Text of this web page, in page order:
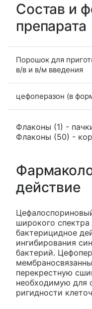
Состав и
препарата
Порошок для
в/в и в/м введения
цефоперазон (в
Флаконы (1) -
Флаконы (50) -
действие
широкого
бактерицидное
ингибирования
бактерий.
перекрестную
необходимую для
ригидности